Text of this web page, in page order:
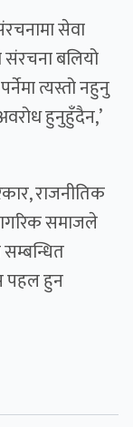
सेवा
संरचना बलियो
त्यस्तो नहुनु
हुनुहुँदैन,’
राजनीतिक
समाजले
पहल हुन